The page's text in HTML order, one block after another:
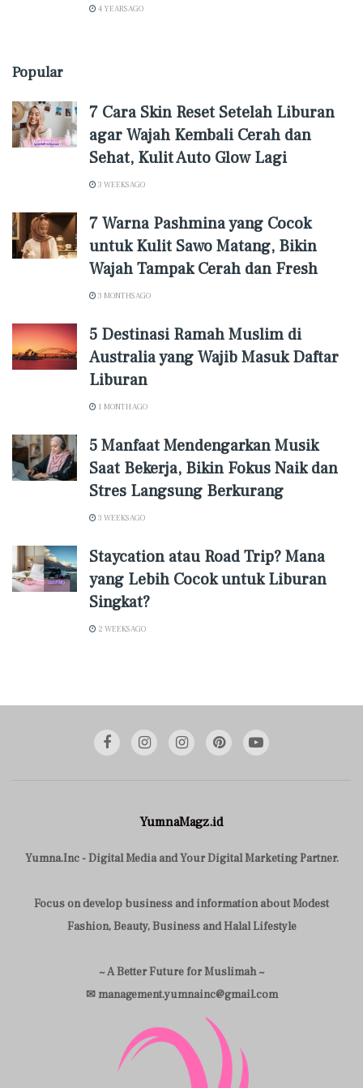
4 YEARS AGO
Popular
7 Cara Skin Reset Setelah Liburan
agar Wajah Kembali Cerah dan
Sehat, Kulit Auto Glow Lagi
3 WEEKS AGO
7 Warna Pashmina yang Cocok
untuk Kulit Sawo Matang, Bikin
Wajah Tampak Cerah dan Fresh
3 MONTHS AGO
5 Destinasi Ramah Muslim di
Australia yang Wajib Masuk Daftar
Liburan
1 MONTH AGO
5 Manfaat Mendengarkan Musik
Saat Bekerja, Bikin Fokus Naik dan
Stres Langsung Berkurang
3 WEEKS AGO
Staycation atau Road Trip? Mana
yang Lebih Cocok untuk Liburan
Singkat?
2 WEEKS AGO
YumnaMagz.id
Yumna.Inc - Digital Media and Your Digital Marketing Partner.
Focus on develop business and information about Modest
Fashion, Beauty, Business and Halal Lifestyle
~ A Better Future for Muslimah ~
✉ management.yumnainc@gmail.com